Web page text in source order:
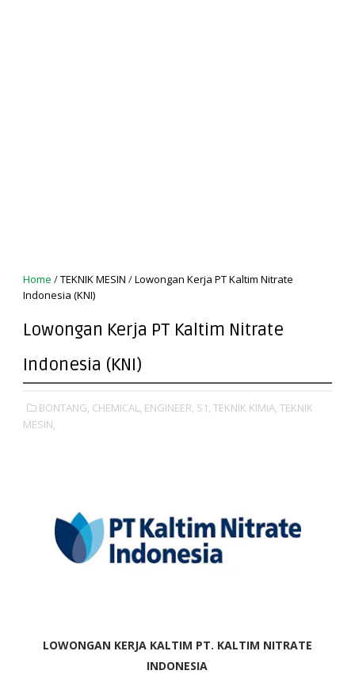
Home /TEKNIK MESIN /Lowongan Kerja PT Kaltim Nitrate
Indonesia (KNI)
Lowongan Kerja PT Kaltim Nitrate
Indonesia (KNI)
BONTANG, CHEMICAL, ENGINEER, S1, TEKNIK KIMIA, TEKNIK
MESIN,
LOWONGAN KERJA KALTIM PT. KALTIM NITRATE
INDONESIA